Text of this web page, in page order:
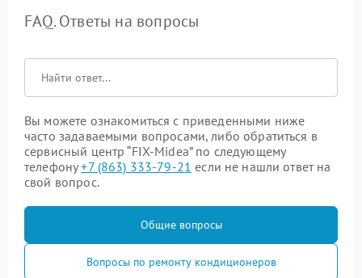
FAQ. Ответы на вопросы
Вы можете ознакомиться с приведенными ниже
часто задаваемыми вопросами, либо обратиться в
сервисный центр “FIX-Midea” по следующему
телефону+7 (863) 333-79-21 если не нашли ответ на
свой вопрос.
Общие вопросы
Вопросы по ремонту кондиционеров